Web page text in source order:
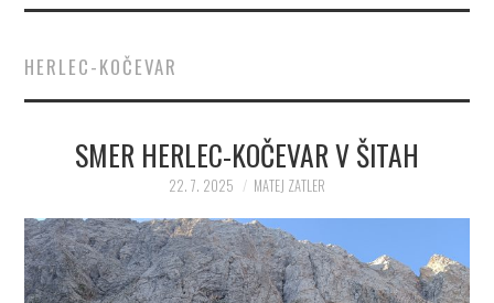
OBVESTILA
ALPINIZEM
PLEZALNI KROŽEK
HERLEC-KOČEVAR
SMER HERLEC-KOČEVAR V ŠITAH
22. 7. 2025 MATEJ ZATLER